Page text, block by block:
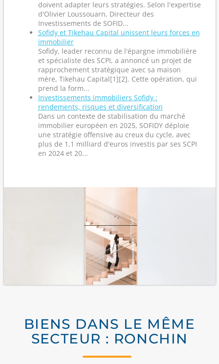
doivent adapter leurs stratégies. Selon l'expertise
d'Olivier Loussouarn, Directeur des
Investissements de SOFID...
Sofidy et Tikehau Capital unissent leurs forces en
immobilier
Sofidy, leader reconnu de l'épargne immobilière
et spécialiste des SCPI, a annoncé un projet de
rapprochement stratégique avec sa maison
mère, Tikehau Capital[1][2]. Cette opération, qui
prend la form...
Investissements immobiliers Sofidy :
rendements, risques et diversification
Dans un contexte de stabilisation du marché
immobilier européen en 2025, SOFIDY déploie
une stratégie offensive au creux du cycle, avec
plus de 1,1 milliard d'euros investis par ses SCPI
en 2024 et 20...
BIENS DANS LE MÊME
SECTEUR : RONCHIN